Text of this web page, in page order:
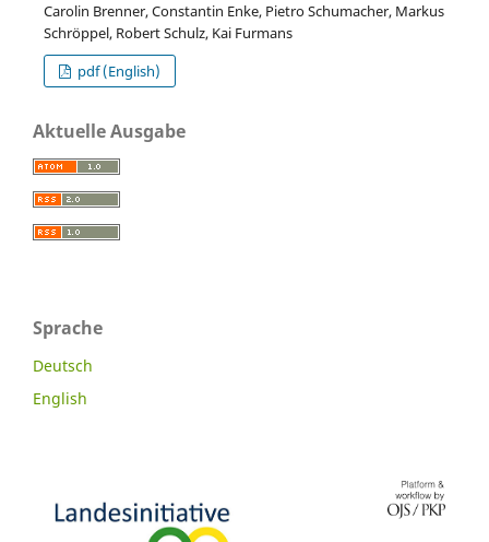
Carolin Brenner, Constantin Enke, Pietro Schumacher, Markus
Schröppel, Robert Schulz, Kai Furmans
pdf (English)
Aktuelle Ausgabe
Sprache
Deutsch
English